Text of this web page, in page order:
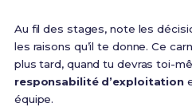
Au fil des stages, note les
les raisons qu’il te donne. Ce
plus tard, quand tu devras toi-
responsabilité d’exploitation
équipe.